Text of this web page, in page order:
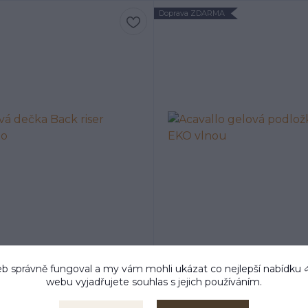
dečka Back riser Acavallo
1 992 Kč/ks
Doprava ZDARMA
Acavallo gelová podložka
vlnou
3 437 Kč
správně fungoval a my vám mohli ukázat co nejlepší nabídku
webu vyjadřujete souhlas s jejich používáním.